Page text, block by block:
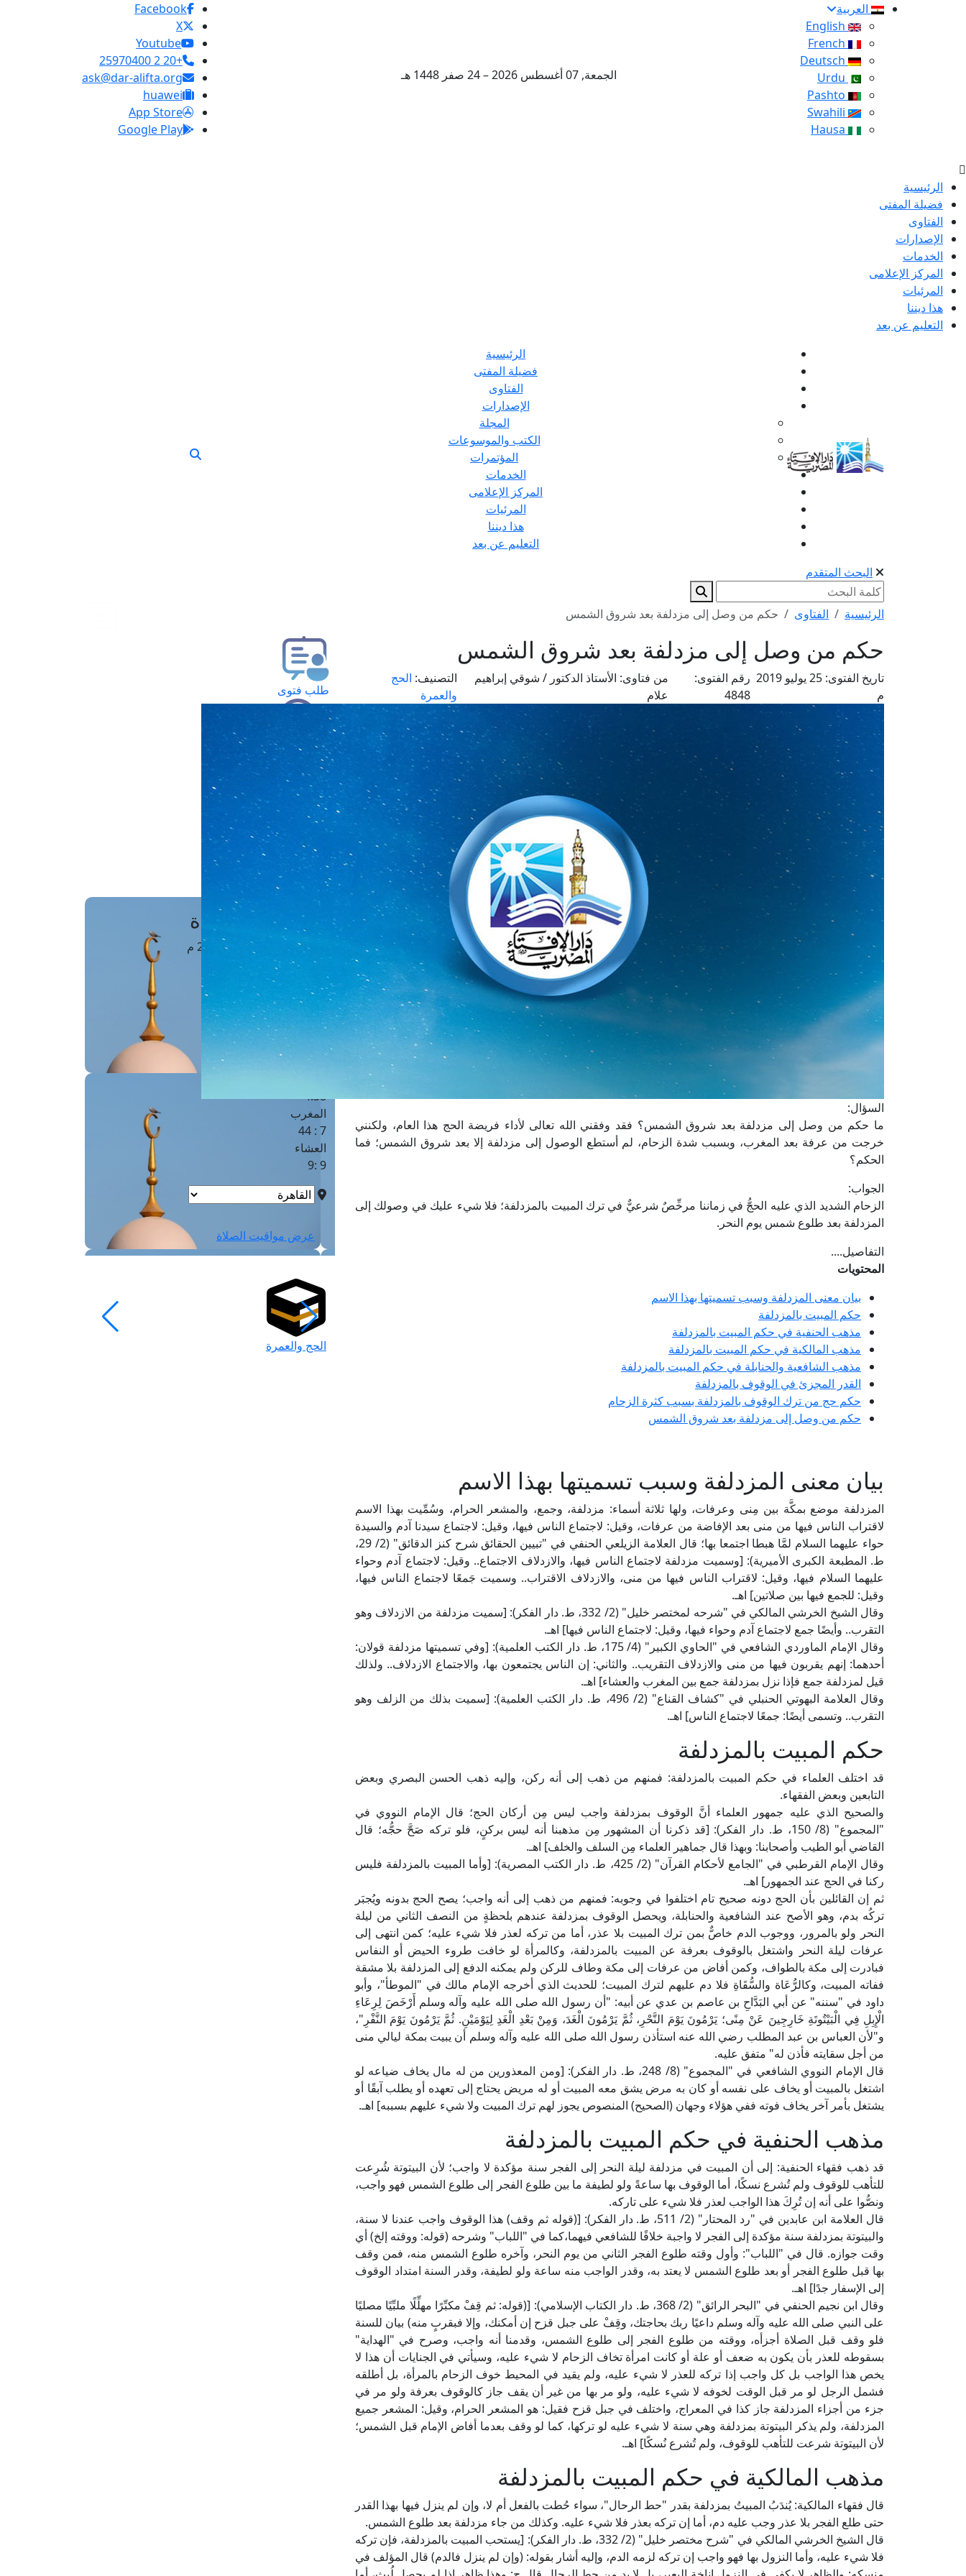
العربية
الجمعة, 07 أغسطس 2026 – 24 صفر 1448 هـ
Facebook
X
Youtube
+20 2 25970400
ask@dar-alifta.org
huawei
App Store
Google Play
الرئيسية
فضيلة المفتى
الفتاوى
الإصدارات
الخدمات
المركز الإعلامى
المرئيات
هذا ديننا
التعليم عن بعد
الرئيسية
فضيلة المفتى
الفتاوى
الإصدارات
المجلة
الكتب والموسوعات
المؤتمرات
الخدمات
المركز الإعلامى
المرئيات
هذا ديننا
التعليم عن بعد
البحث المتقدم
الرئيسية الفتاوى حكم من وصل إلى مزدلفة بعد شروق الشمس
حكم من وصل إلى مزدلفة بعد شروق الشمس
تاريخ الفتوى:
25 يوليو 2019
م
رقم الفتوى:
4848
من فتاوى: الأستاذ الدكتور / شوقي إبراهيم
علام
التصنيف: الحج
والعمرة
السؤال:
ما حكم من وصل إلى مزدلفة بعد شروق الشمس؟ فقد وفقني الله تعالى لأداء فريضة الحج هذا العام، ولكنني
خرجت من عرفة بعد المغرب، وبسبب شدة الزحام، لم أستطع الوصول إلى مزدلفة إلا بعد شروق الشمس؛ فما
الحكم؟
الجواب:
الزحام الشديد الذي عليه الحجُّ في زماننا مرخِّصٌ شرعيٌّ في ترك المبيت بالمزدلفة؛ فلا شيء عليك في وصولك إلى
المزدلفة بعد طلوع شمس يوم النحر.
التفاصيل....
المحتويات
بيان معنى المزدلفة وسبب تسميتها بهذا الاسم
حكم المبيت بالمزدلفة
مذهب الحنفية في حكم المبيت بالمزدلفة
مذهب المالكية في حكم المبيت بالمزدلفة
مذهب الشافعية والحنابلة في حكم المبيت بالمزدلفة
القدر المجزئ في الوقوف بالمزدلفة
حكم حج من ترك الوقوف بالمزدلفة بسبب كثرة الزحام
حكم من وصل إلى مزدلفة بعد شروق الشمس
بيان معنى المزدلفة وسبب تسميتها بهذا الاسم
المزدلفة موضع بمكَّة بين مِنى وعرفات، ولها ثلاثة أسماء: مزدلفة، وجمع، والمشعر الحرام، وسُمِّيت بهذا الاسم
لاقتراب الناس فيها من منى بعد الإفاضة من عرفات، وقيل: لاجتماع الناس فيها، وقيل: لاجتماع سيدنا آدم والسيدة
حواء عليهما السلام لمَّا هبطا اجتمعا بها؛ قال العلامة الزيلعي الحنفي في "تبيين الحقائق شرح كنز الدقائق" (2/ 29،
ط. المطبعة الكبرى الأميرية): [وسميت مزدلفة لاجتماع الناس فيها، والازدلاف الاجتماع.. وقيل: لاجتماع آدم وحواء
عليهما السلام فيها، وقيل: لاقتراب الناس فيها من منى، والازدلاف الاقتراب.. وسميت جَمعًا لاجتماع الناس فيها،
وقيل: للجمع فيها بين صلاتين] اهـ.
وقال الشيخ الخرشي المالكي في "شرحه لمختصر خليل" (2/ 332، ط. دار الفكر): [سميت مزدلفة من الازدلاف وهو
التقرب.. وأيضًا جمع لاجتماع آدم وحواء فيها، وقيل: لاجتماع الناس فيها] اهـ.
وقال الإمام الماوردي الشافعي في "الحاوي الكبير" (4/ 175، ط. دار الكتب العلمية): [وفي تسميتها مزدلفة قولان:
أحدهما: إنهم يقربون فيها من منى والازدلاف التقريب.. والثاني: إن الناس يجتمعون بها، والاجتماع الازدلاف.. ولذلك
قيل لمزدلفة جمع فإذا نزل بمزدلفة جمع بين المغرب والعشاء] اهـ.
وقال العلامة البهوتي الحنبلي في "كشاف القناع" (2/ 496، ط. دار الكتب العلمية): [سميت بذلك من الزلف وهو
التقرب.. وتسمى أيضًا: جمعًا لاجتماع الناس] اهـ.
حكم المبيت بالمزدلفة
قد اختلف العلماء في حكم المبيت بالمزدلفة: فمنهم من ذهب إلى أنه ركن، وإليه ذهب الحسن البصري وبعض
التابعين وبعض الفقهاء.
والصحيح الذي عليه جمهور العلماء أنَّ الوقوف بمزدلفة واجب ليس مِن أركان الحج؛ قال الإمام النووي في
"المجموع" (8/ 150، ط. دار الفكر): [قد ذكرنا أن المشهور مِن مذهبنا أنه ليس بركنٍ، فلو تركه صَحَّ حجُّه؛ قال
القاضي أبو الطيب وأصحابنا: وبهذا قال جماهير العلماء مِن السلف والخلف] اهـ.
وقال الإمام القرطبي في "الجامع لأحكام القرآن" (2/ 425، ط. دار الكتب المصرية): [وأما المبيت بالمزدلفة فليس
ركنا في الحج عند الجمهور] اهـ.
ثم إن القائلين بأن الحج دونه صحيح تام اختلفوا في وجوبه: فمنهم من ذهب إلى أنه واجب؛ يصح الحج بدونه ويُجبَر
تركُه بدم، وهو الأصح عند الشافعية والحنابلة، ويحصل الوقوف بمزدلفة عندهم بلحظةٍ من النصف الثاني من ليلة
النحر ولو بالمرور، ووجوب الدم خاصٌّ بمن ترك المبيت بلا عذر، أما من تركه لعذر فلا شيء عليه؛ كمن انتهى إلى
عرفات ليلة النحر واشتغل بالوقوف بعرفة عن المبيت بالمزدلفة، وكالمرأة لو خافت طروء الحيض أو النفاس
فبادرت إلى مكة بالطواف، وكمن أفاض من عرفات إلى مكة وطاف للركن ولم يمكنه الدفع إلى المزدلفة بلا مشقة
ففاته المبيت، وكالرُّعَاة والسُّقَاةِ فلا دم عليهم لترك المبيت؛ للحديث الذي أخرجه الإمام مالك في "الموطأ"، وأبو
داود في "سننه" عن أبي البَدَّاحِ بن عاصم بن عدي عن أبيه: "أن رسول الله صلى الله عليه وآله وسلم أَرْخَصَ لِرِعَاءِ
الْإِبِلِ فِي الْبَيْتُوتَةِ خَارِجِينَ عَنْ مِنًى؛ يَرْمُونَ يَوْمَ النَّحْرِ، ثُمَّ يَرْمُونَ الْغَدَ، وَمِنْ بَعْدِ الْغَدِ لِيَوْمَيْنِ. ثُمَّ يَرْمُونَ يَوْمَ النَّفْرِ"،
و"لأن العباس بن عبد المطلب رضي الله عنه استأذن رسول الله صلى الله عليه وآله وسلم أن يبيت بمكة ليالي منى
من أجل سقايته فأذن له" متفق عليه.
قال الإمام النووي الشافعي في "المجموع" (8/ 248، ط. دار الفكر): [ومن المعذورين من له مال يخاف ضياعه لو
اشتغل بالمبيت أو يخاف على نفسه أو كان به مرض يشق معه المبيت أو له مريض يحتاج إلى تعهده أو يطلب آبقًا أو
يشتغل بأمر آخر يخاف فوته ففي هؤلاء وجهان (الصحيح) المنصوص يجوز لهم ترك المبيت ولا شيء عليهم بسببه] اهـ.
مذهب الحنفية في حكم المبيت بالمزدلفة
قد ذهب فقهاء الحنفية: إلى أن المبيت في مزدلفة ليلة النحر إلى الفجر سنة مؤكدة لا واجب؛ لأن البيتوتة شُرِعت
للتأهب للوقوف ولم تُشرع نسكًا، أما الوقوف بها ساعةً ولو لطيفة ما بين طلوع الفجر إلى طلوع الشمس فهو واجب،
ونصُّوا على أنه إن تُرِكَ هذا الواجب لعذر فلا شيء على تاركه.
قال العلامة ابن عابدين في "رد المحتار" (2/ 511، ط. دار الفكر): [(قوله ثم وقف) هذا الوقوف واجب عندنا لا سنة،
والبيتوتة بمزدلفة سنة مؤكدة إلى الفجر لا واجبة خلافًا للشافعي فيهما،كما في "اللباب" وشرحه (قوله: ووقته إلخ) أي
وقت جوازه. قال في "اللباب": وأول وقته طلوع الفجر الثاني من يوم النحر، وآخره طلوع الشمس منه، فمن وقف
بها قبل طلوع الفجر أو بعد طلوع الشمس لا يعتد به، وقدر الواجب منه ساعة ولو لطيفة، وقدر السنة امتداد الوقوف
إلى الإسفار جدًا] اهـ.
وقال ابن نجيم الحنفي في "البحر الرائق" (2/ 368، ط. دار الكتاب الإسلامي): [(قوله: ثم قِفْ مكبِّرًا مهلِّلًا ملبِّيًا مصليًا
على النبي صلى الله عليه وآله وسلم داعيًا ربك بحاجتك، وقِفْ على جبل قزح إن أمكنك، وإلا فبقربٍ منه) بيان للسنة
فلو وقف قبل الصلاة أجزأه، ووقته من طلوع الفجر إلى طلوع الشمس، وقدمنا أنه واجب، وصرح في "الهداية"
بسقوطه للعذر بأن يكون به ضعف أو علة أو كانت امرأة تخاف الزحام لا شيء عليه، وسيأتي في الجنايات أن هذا لا
يخص هذا الواجب بل كل واجب إذا تركه للعذر لا شيء عليه، ولم يقيد في المحيط خوف الزحام بالمرأة، بل أطلقه
فشمل الرجل لو مر قبل الوقت لخوفه لا شيء عليه، ولو مر بها من غير أن يقف جاز كالوقوف بعرفة ولو مر في
جزء من أجزاء المزدلفة جاز كذا في المعراج، واختلف في جبل قزح فقيل: هو المشعر الحرام، وقيل: المشعر جميع
المزدلفة، ولم يذكر البيتوتة بمزدلفة وهي سنة لا شيء عليه لو تركها، كما لو وقف بعدما أفاض الإمام قبل الشمس؛
لأن البيتوتة شرعت للتأهب للوقوف، ولم تُشرع نُسكًا] اهـ.
مذهب المالكية في حكم المبيت بالمزدلفة
قال فقهاء المالكية: يُندَبُ المبيتُ بمزدلفة بقدر "حط الرحال"، سواء حُطت بالفعل أم لا، وإن لم ينزل فيها بهذا القدر
حتى طلع الفجر بلا عذر وجب عليه دم، أما إن تركه بعذر فلا شيء عليه. وكذلك من جاء مزدلفة بعد طلوع الشمس.
قال الشيخ الخرشي المالكي في "شرح مختصر خليل" (2/ 332، ط. دار الفكر): [يستحب المبيت بالمزدلفة، فإن تركه
فلا شيء عليه، وأما النزول بها فهو واجب إن تركه لزمه الدم، وإليه أشار بقوله: (وإن لم ينزل فالدم) قال المؤلف في
طلب فتوى
استعلام عن فتوى
حجز موعد
الفتوى الهاتفية
مَواقِيتُ الصَّـــلاة
القاهرة · 07 أغسطس 2026 م
4 :41
الشروق
6 :17
4:38
المغرب
7 : 44
العشاء
9 :9
عرض مواقيت الصلاة
الحج والعمرة